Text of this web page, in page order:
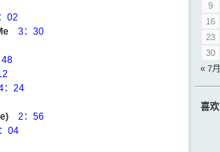
02
3：30
48
：24
2：56
04
9
16
23
30
« 7月
喜